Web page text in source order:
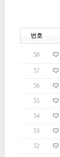
번호
58
57
56
55
54
53
52